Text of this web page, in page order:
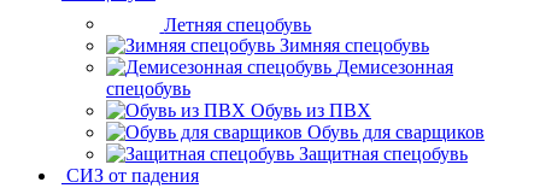
Летняя спецобувь
Зимняя спецобувь
Демисезонная
спецобувь
Обувь из ПВХ
Обувь для сварщиков
Защитная спецобувь
СИЗ от падения